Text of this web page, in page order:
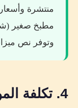
منتشرة
وتوفر نص
4. تكلفة